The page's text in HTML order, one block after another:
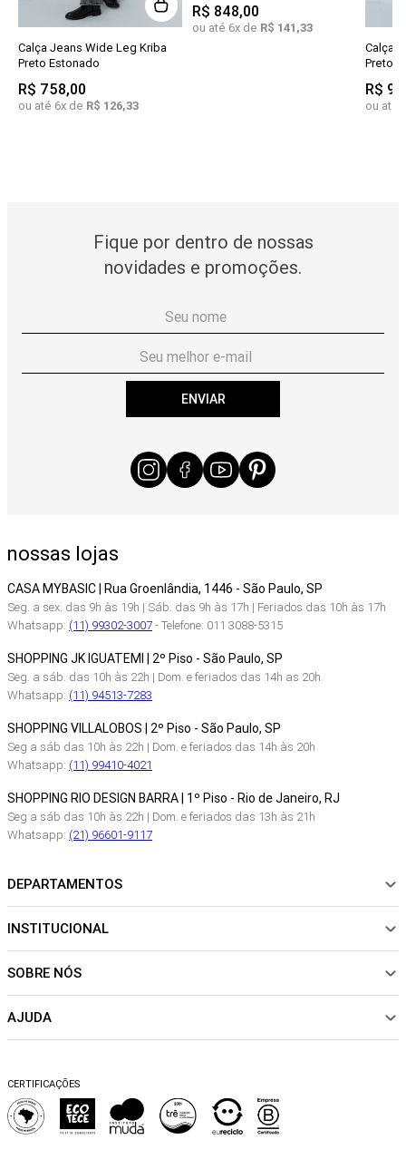
Calça Jeans Wide Leg Kriba
Preto Estonado
R$ 758,00
ou até 6x de R$ 126,33
R$ 848,00
ou até 6x de R$ 141,33
Calça
Preto
R$
ou até
Fique por dentro de nossas
novidades e promoções.
ENVIAR
nossas lojas
CASA MYBASIC | Rua Groenlândia, 1446 - São Paulo, SP
Seg. a sex. das 9h às 19h | Sáb. das 9h às 17h | Feriados das 10h às 17h
Whatsapp: (11) 99302-3007- Telefone: 011 3088-5315
SHOPPING JK IGUATEMI | 2º Piso - São Paulo, SP
Seg. a sáb. das 10h às 22h | Dom. e feriados das 14h as 20h
Whatsapp: (11) 94513-7283
SHOPPING VILLALOBOS | 2º Piso - São Paulo, SP
Seg a sáb das 10h às 22h | Dom. e feriados das 14h às 20h
Whatsapp: (11) 99410-4021
SHOPPING RIO DESIGN BARRA | 1º Piso - Rio de Janeiro, RJ
Seg a sáb das 10h às 22h | Dom. e feriados das 13h às 21h
Whatsapp: (21) 96601-9117
DEPARTAMENTOS
NOVIDADES
CALÇADOS
SALE
INSTITUCIONAL
Sobre Nós
Sustentabilidade
Trocas e Devoluções
Perguntas Frequentes
Blog
SOBRE NÓS
Política de pagamento
AJUDA
Dicas de cuidados
Falar no WhatsApp
CERTIFICAÇÕES